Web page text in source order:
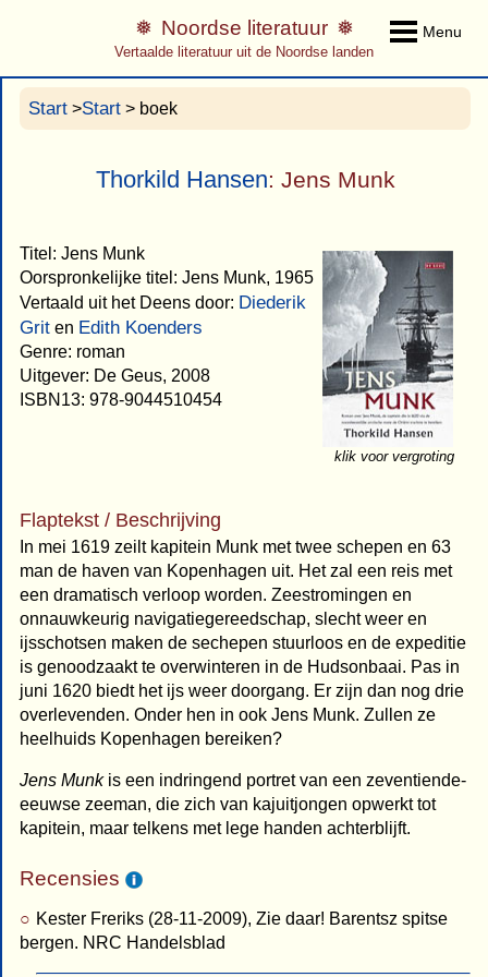
Menu
Noordse literatuur
Vertaalde literatuur uit de Noordse landen
Start >Start > boek
Thorkild Hansen: Jens Munk
klik voor vergroting
Titel: Jens Munk
Oorspronkelijke titel: Jens Munk, 1965
Vertaald uit het Deens door: Diederik
Grit en Edith Koenders
Genre: roman
Uitgever: De Geus, 2008
ISBN13: 978-9044510454
Flaptekst / Beschrijving
In mei 1619 zeilt kapitein Munk met twee schepen en 63
man de haven van Kopenhagen uit. Het zal een reis met
een dramatisch verloop worden. Zeestromingen en
onnauwkeurig navigatiegereedschap, slecht weer en
ijsschotsen maken de sechepen stuurloos en de expeditie
is genoodzaakt te overwinteren in de Hudsonbaai. Pas in
juni 1620 biedt het ijs weer doorgang. Er zijn dan nog drie
overlevenden. Onder hen in ook Jens Munk. Zullen ze
heelhuids Kopenhagen bereiken?
Jens Munkis een indringend portret van een zeventiende-
eeuwse zeeman, die zich van kajuitjongen opwerkt tot
kapitein, maar telkens met lege handen achterblijft.
Recensies
Kester Freriks (28-11-2009), Zie daar! Barentsz spitse
bergen. NRC Handelsblad